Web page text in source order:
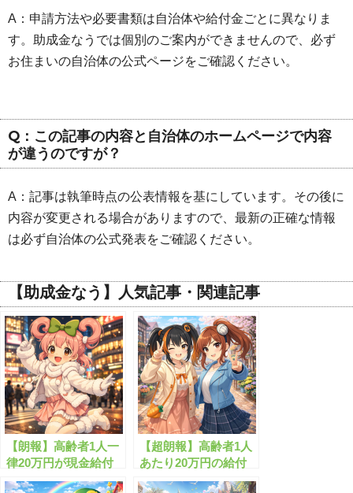
A：申請方法や必要書類は自治体や給付金ごとに異なりま
す。助成金なうでは個別のご案内ができませんので、必ず
お住まいの自治体の公式ページをご確認ください。
Q：この記事の内容と自治体のホームページで内容
が違うのですが？
A：記事は執筆時点の公表情報を基にしています。その後に
内容が変更される場合がありますので、最新の正確な情報
は必ず自治体の公式発表をご確認ください。
【助成金なう】人気記事・関連記事
【朗報】高齢者1人一
律20万円が現金給付
されます！
【超朗報】高齢者1人
あたり20万円の給付
金がもらえます！